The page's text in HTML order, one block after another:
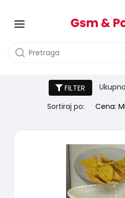
Tegle šolje i činije
FILTER
Sortiraj po:
Cena: